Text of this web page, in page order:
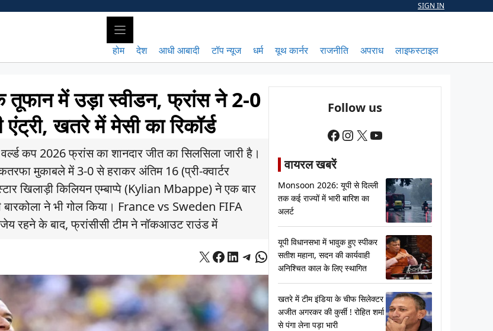
SIGN IN
होम देश आधी आबादी टॉप न्यूज धर्म यूथ कार्नर राजनीति अपराध लाइफस्टाइल
में उड़ा स्वीडन, फ्रांस ने 2-0
खतरे में मेसी का रिकॉर्ड
कप 2026 फ्रांस का शानदार जीत का सिलसिला जारी है।
मुकाबले में 3-0 से हराकर अंतिम 16 (प्री-क्वार्टर
खिलाड़ी किलियन एम्बाप्पे (Kylian Mbappe) ने एक बार
बारकोला ने भी गोल किया। France vs Sweden FIFA
रहने के बाद, फ्रांसीसी टीम ने नॉकआउट राउंड में
X Facebook
LinkedIn
Telegram
WhatsApp
Follow us
Facebook
Instagram
X YouTube
वायरल खबरें
Monsoon 2026: यूपी से दिल्ली
तक कई राज्यों में भारी बारिश का
अलर्ट
यूपी विधानसभा में भावुक हुए स्पीकर
सतीश महाना, सदन की कार्यवाही
अनिश्चित काल के लिए स्थागित
खतरे में टीम इंडिया के चीफ सिलेक्टर
अजीत अगरकर की कुर्सी ! रोहित शर्मा
से पंगा लेना पड़ा भारी